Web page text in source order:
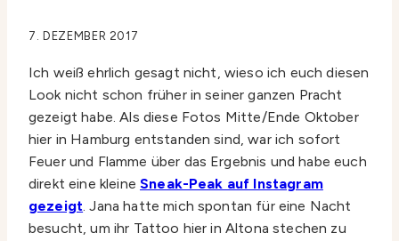
7. DEZEMBER 2017
Ich weiß ehrlich gesagt nicht, wieso ich euch diesen
Look nicht schon früher in seiner ganzen Pracht
gezeigt habe. Als diese Fotos Mitte/Ende Oktober
hier in Hamburg entstanden sind, war ich sofort
Feuer und Flamme über das Ergebnis und habe euch
direkt eine kleineSneak-Peak auf Instagram
gezeigt. Jana hatte mich spontan für eine Nacht
besucht, um ihr Tattoo hier in Altona stechen zu